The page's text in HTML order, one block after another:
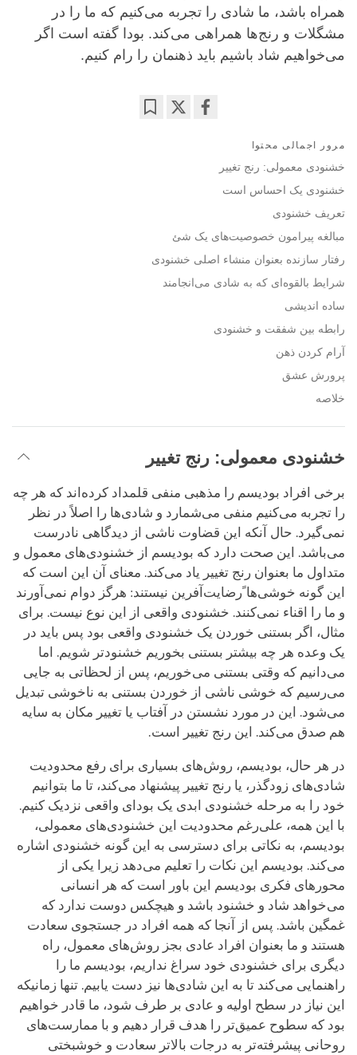
همراه باشد، ما شادی را تجربه می‌کنیم که ما را در
مشگلات و رنج‌ها همراهی می‌کند. بودا گفته است اگر
می‌خواهیم شاد باشیم باید ذهنمان را رام کنیم.
مرور اجمالی محتوا
خشنودی معمولی: رنج تغییر
خشنودی یک احساس است
تعریف خشنودی
مبالغه پیرامون خصوصیت‌های یک شئ
رفتار سازنده بعنوان منشاء اصلی خشنودی
شرایط بالقوه‌ای که به شادی می‌انجامند
ساده اندیشی
رابطه بین شفقت و خشنودی
آرام کردن ذهن
پرورش عشق
خلاصه
خشنودی معمولی: رنج تغییر
برخی افراد بودیسم را مذهبی منفی قلمداد کرده‌اند که هر چه
را تجربه می‌کنیم منفی می‌شمارد و شادی‌ها را اصلاً در نظر
نمی‌گیرد. حال آنکه این قضاوت ناشی از دیدگاهی نادرست
می‌باشد. این صحت دارد که بودیسم از خشنودی‌های معمول و
متداول ما بعنوان رنج تغییر یاد می‌کند. معنای آن این است که
این گونه خوشی‌ها ًرضایت‌آفرین نیستند: هرگز دوام نمی‌آورند
و ما را اقناء نمی‌کنند. خشنودی واقعی از این نوع نیست. برای
مثال، اگر بستنی خوردن یک خشنودی واقعی بود پس باید در
یک وعده هر چه بیشتر بستنی بخوریم خشنودتر شویم. اما
می‌دانیم که وقتی بستنی می‌خوریم، پس از لحظاتی به جایی
می‌رسیم که خوشی ناشی از خوردن بستنی به ناخوشی تبدیل
می‌شود. این در مورد نشستن در آفتاب یا تغییر مکان به سایه
هم صدق می‌کند. این رنج تغییر است.
در هر حال، بودیسم، روش‌های بسیاری برای رفع محدودیت
شادی‌های زودگذر، یا رنج تغییر پیشنهاد می‌کند، تا ما بتوانیم
خود را به مرحله خشنودی ابدی یک بودای واقعی نزدیک کنیم.
با این همه، علی‌رغم محدودیت‌ این خشنودی‌های معمولی،
بودیسم، به نکاتی برای دسترسی به این گونه خشنودی اشاره
می‌کند. بودیسم این نکات را تعلیم می‌دهد زیرا یکی از
محورهای فکری بودیسم این باور است که هر انسانی
می‌خواهد شاد و خشنود باشد و هیچکس دوست ندارد که
غمگین باشد. پس از آنجا که همه افراد در جستجوی سعادت
هستند و ما بعنوان افراد عادی بجز روش‌های معمول، راه
دیگری برای خشنودی خود سراغ نداریم، بودیسم ما را
راهنمایی می‌کند تا به این شادی‌ها نیز دست یابیم. تنها زمانیکه
این نیاز در سطح اولیه و عادی بر طرف شود، ما قادر خواهیم
بود که سطوح عمیق‌تر را هدف قرار دهیم و با ممارست‌های
روحانی پیشرفته‌تر به درجات بالاتر سعادت و خوشبختی